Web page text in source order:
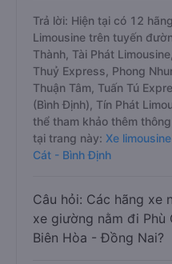
Trả lời: Hiện tại có 12
Limousine trên tuyến
Thành, Tài Phát
Thuỷ Express, Phong
Thuận Tâm, Tuấn Tú
(Bình Định), Tín Phát
thể tham khảo thêm
tại trang này: Xe
Cát - Bình Định
Câu hỏi: Các hãng xe
xe giường nằm đi
Biên Hòa - Đồng Nai?